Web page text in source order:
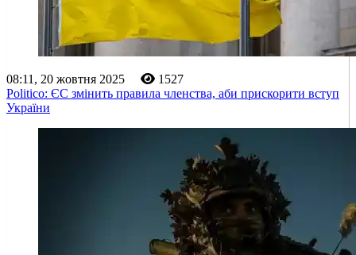
08:11, 20 жовтня 2025
1527
Politico: ЄС змінить правила членства, аби прискорити вступ
України